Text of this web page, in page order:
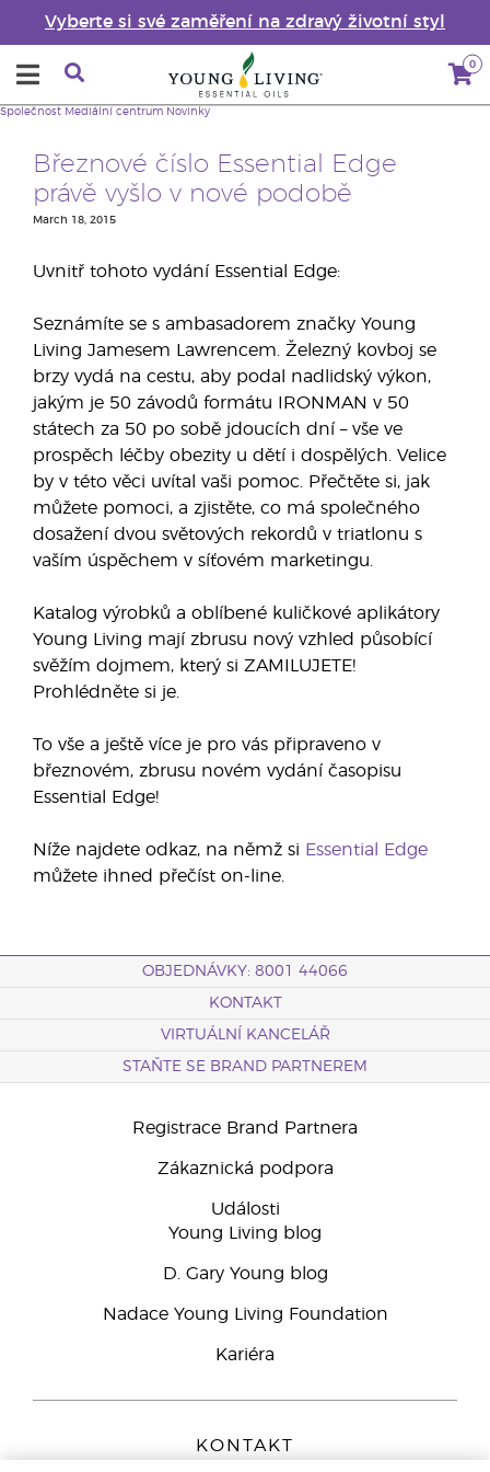
Vyberte si své zaměření na zdravý životní styl
0
Společnost Mediální centrum Novinky
Březnové číslo Essential Edge
právě vyšlo v nové podobě
March 18, 2015
Uvnitř tohoto vydání Essential Edge:
Seznámíte se s ambasadorem značky Young
Living Jamesem Lawrencem. Železný kovboj se
brzy vydá na cestu, aby podal nadlidský výkon,
jakým je 50 závodů formátu IRONMAN v 50
státech za 50 po sobě jdoucích dní – vše ve
prospěch léčby obezity u dětí i dospělých. Velice
by v této věci uvítal vaši pomoc. Přečtěte si, jak
můžete pomoci, a zjistěte, co má společného
dosažení dvou světových rekordů v triatlonu s
vaším úspěchem v síťovém marketingu.
Katalog výrobků a oblíbené kuličkové aplikátory
Young Living mají zbrusu nový vzhled působící
svěžím dojmem, který si ZAMILUJETE!
Prohlédněte si je.
To vše a ještě více je pro vás připraveno v
březnovém, zbrusu novém vydání časopisu
Essential Edge!
Níže najdete odkaz, na němž si Essential Edge
můžete ihned přečíst on-line.
OBJEDNÁVKY: 8001 44066
KONTAKT
VIRTUÁLNÍ KANCELÁŘ
STAŇTE SE BRAND PARTNEREM
Registrace Brand Partnera
Zákaznická podpora
Události
Young Living blog
D. Gary Young blog
Nadace Young Living Foundation
Kariéra
KONTAKT